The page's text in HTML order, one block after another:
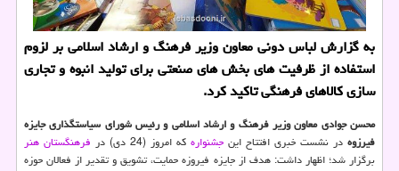
به گزارش لباس دونی معاون وزیر فرهنگ و ارشاد اسلامی بر لزوم
استفاده از ظرفیت های بخش های صنعتی برای تولید انبوه و تجاری
سازی كالاهای فرهنگی تاكید كرد.
محسن جوادی معاون وزیر فرهنگ و ارشاد اسلامی و رئیس شورای سیاستگذاری جایزه
فیرزوه در نشست خبری افتتاح این جشنواره كه امروز (24 دی) در
فرهنگستان هنر
برگزار شد؛ اظهار داشت: هدف از جایزه فیروزه حمایت، تشویق و تقدیر از فعالان حوزه